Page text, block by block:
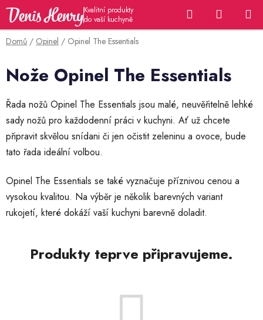
Přejít
obsah
Hledat
KOŠÍK
Domů / Opinel / Opinel The Essentials
Nože Opinel The Essentials
Řada nožů Opinel The Essentials jsou malé, neuvěřitelně lehké
sady nožů pro každodenní práci v kuchyni. Ať už chcete
připravit skvělou snídani či jen očistit zeleninu a ovoce, bude
tato řada ideální volbou.
Opinel The Essentials se také vyznačuje příznivou cenou a
vysokou kvalitou. Na výběr je několik barevných variant
rukojetí, které dokáží vaší kuchyni barevně doladit.
Produkty teprve připravujeme.